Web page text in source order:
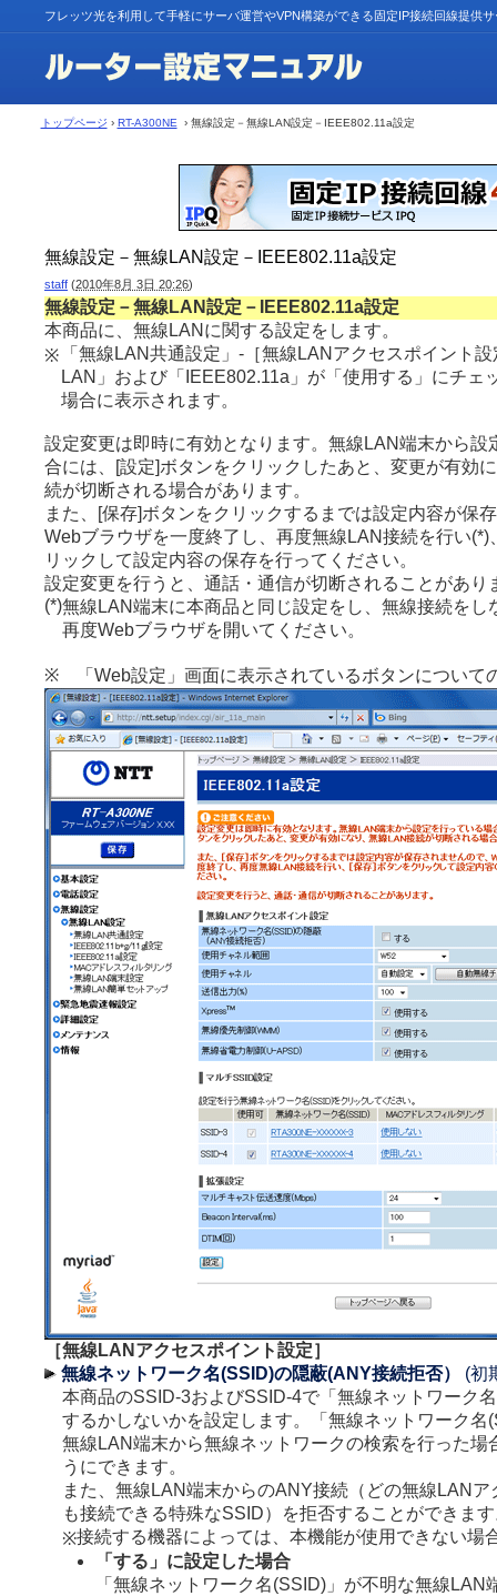
フレッツ光を利用して手軽にサーバ運営やVPN構築ができる固定IP接続回線提供
トップページ › RT-A300NE › 無線設定－無線LAN設定－IEEE802.11a設定
無線設定－無線LAN設定－IEEE802.11a設定
staff (2010年8月 3日 20:26)
無線設定－無線LAN設定－IEEE802.11a設定
本商品に、無線LANに関する設定をします。
※
「無線LAN共通設定」-［無線LANアクセスポイント
LAN」および「IEEE802.11a」が「使用する」にチェ
場合に表示されます。
設定変更は即時に有効となります。無線LAN端末から設
合には、[設定]ボタンをクリックしたあと、変更が有効
続が切断される場合があります。
また、[保存]ボタンをクリックするまでは設定内容が保
Webブラウザを一度終了し、再度無線LAN接続を行い(*)
リックして設定内容の保存を行ってください。
設定変更を行うと、通話・通信が切断されることがあり
(*)無線LAN端末に本商品と同じ設定をし、無線接続をし
再度Webブラウザを開いてください。
※ 「Web設定」画面に表示されているボタンについて
［無線LANアクセスポイント設定］
無線ネットワーク名(SSID)の隠蔽(ANY接続拒否）
(初
本商品のSSID-3およびSSID-4で「無線ネットワーク
するかしないかを設定します。「無線ネットワーク名
無線LAN端末から無線ネットワークの検索を行った場
うにできます。
また、無線LAN端末からのANY接続（どの無線LANア
も接続できる特殊なSSID）を拒否することができま
※接続する機器によっては、本機能が使用できない場
「する」に設定した場合
「無線ネットワーク名(SSID)」が不明な無線LAN